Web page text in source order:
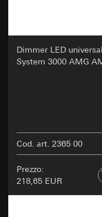
Dimmer LED
System 3000 AMG
Cod. art. 2365 00
Prezzo:
218,65 EUR